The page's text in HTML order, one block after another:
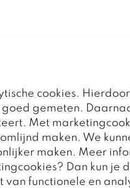
cookies.
gemeten.
Met
maken. We
maken. Meer
Dan kun je
functionele en